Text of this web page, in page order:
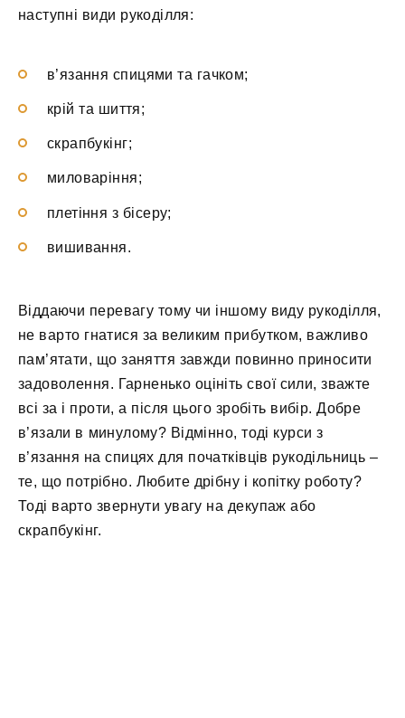
наступні види рукоділля:
в’язання спицями та гачком;
крій та шиття;
скрапбукінг;
миловаріння;
плетіння з бісеру;
вишивання.
Віддаючи перевагу тому чи іншому виду рукоділля,
не варто гнатися за великим прибутком, важливо
пам’ятати, що заняття завжди повинно приносити
задоволення. Гарненько оцініть свої сили, зважте
всі за і проти, а після цього зробіть вибір. Добре
в’язали в минулому? Відмінно, тоді курси з
в’язання на спицях для початківців рукодільниць –
те, що потрібно. Любите дрібну і копітку роботу?
Тоді варто звернути увагу на декупаж або
скрапбукінг.